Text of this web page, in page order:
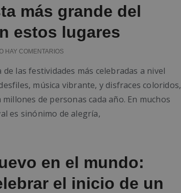
más grande del
estos lugares
HAY COMENTARIOS
de las festividades más celebradas a nivel
música vibrante, y disfraces coloridos,
de personas cada año. En muchos
es sinónimo de alegría,
en el mundo:
el inicio de un